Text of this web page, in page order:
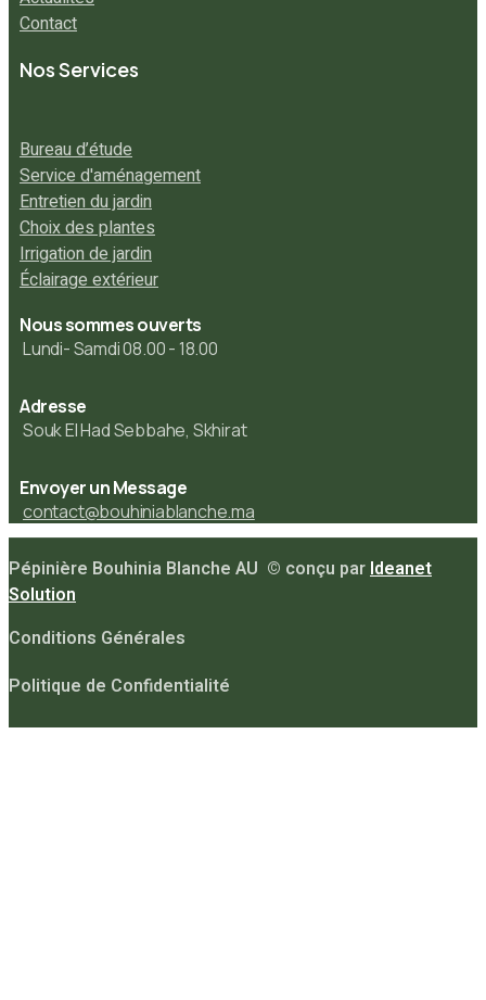
Contact
Nos Services
Bureau d’étude
Service d'aménagement
Entretien du jardin
Choix des plantes
Irrigation de jardin
Éclairage extérieur
Nous sommes ouverts
Lundi- Samdi 08.00 - 18.00
Adresse
Souk El Had Sebbahe, Skhirat
Envoyer un Message
contact@bouhiniablanche.ma
Pépinière Bouhinia Blanche AU © conçu par Ideanet
Solution
Conditions Générales
Politique de Confidentialité